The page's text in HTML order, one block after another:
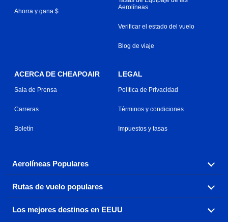
Ahorra y gana $
Aerolíneas
Verificar el estado del vuelo
Blog de viaje
ACERCA DE CHEAPOAIR
Sala de Prensa
Carreras
Boletín
LEGAL
Política de Privacidad
Términos y condiciones
Impuestos y tasas
Aerolíneas Populares
Explora nuestras opciones de tarifas aéreas baratas por
aerolínea, con más de 500 opciones para elegir.
Aeromexico
Rutas de vuelo populares
Reserva una de nuestras rutas de vuelo más populares
Los mejores destinos en EEUU